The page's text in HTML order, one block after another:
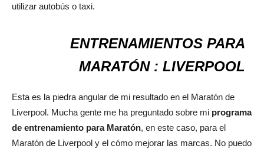
utilizar autobús o taxi.
ENTRENAMIENTOS PARA
MARATÓN : LIVERPOOL
Esta es la piedra angular de mi resultado en el Maratón de
Liverpool. Mucha gente me ha preguntado sobre mi programa
de entrenamiento para Maratón, en este caso, para el
Maratón de Liverpool y el cómo mejorar las marcas. No puedo